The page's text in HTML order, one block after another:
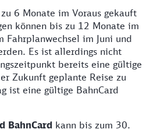
6 Monate im Voraus gekauft
können bis zu 12 Monate im
Fahrplanwechsel im Juni und
Es ist allerdings nicht
bereits eine gültige
Zukunft geplante Reise zu
ist eine gültige BahnCard
BahnCard kann bis zum 30.